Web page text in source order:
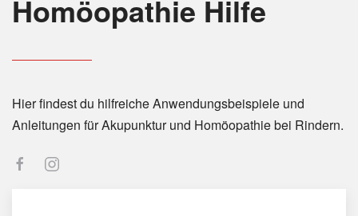
Homöopathie Hilfe
Hier findest du hilfreiche Anwendungsbeispiele und
Anleitungen für Akupunktur und Homöopathie bei Rindern.